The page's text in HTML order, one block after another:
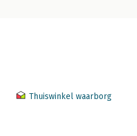
Thuiswinkel waarborg